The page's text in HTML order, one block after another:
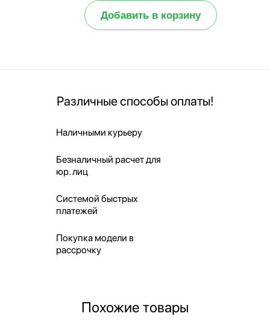
Добавить в корзину
Различные способы оплаты!
Наличными курьеру
Безналичный расчет для
юр. лиц
Системой быстрых
платежей
Покупка модели в
рассрочку
Похожие товары